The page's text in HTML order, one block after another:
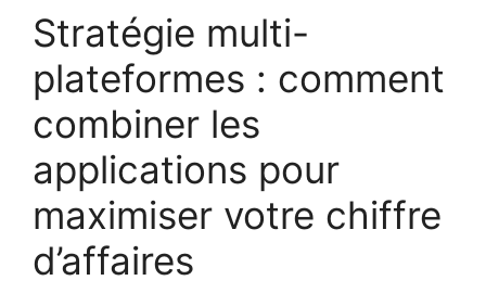
Stratégie multi-
plateformes : comment
combiner les
applications pour
maximiser votre chiffre
d’affaires